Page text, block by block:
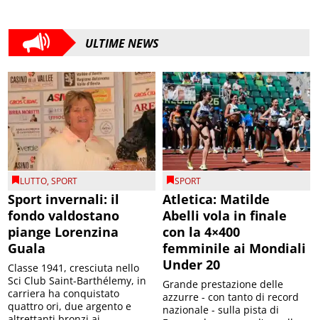
ULTIME NEWS
LUTTO,SPORT
Sport invernali: il
fondo valdostano
piange Lorenzina
Guala
Classe 1941, cresciuta nello
Sci Club Saint-Barthélemy, in
carriera ha conquistato
quattro ori, due argento e
SPORT
Atletica: Matilde
Abelli vola in finale
con la 4×400
femminile ai Mondiali
Under 20
Grande prestazione delle
azzurre - con tanto di record
nazionale - sulla pista di